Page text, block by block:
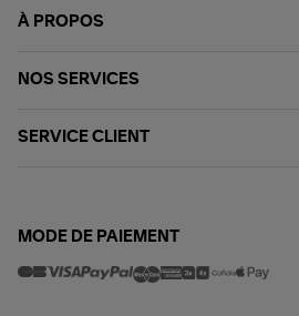
À PROPOS
NOS SERVICES
SERVICE CLIENT
MODE DE PAIEMENT